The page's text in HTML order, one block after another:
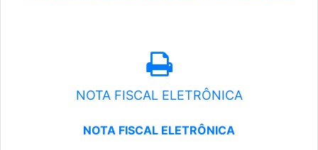
NOTA FISCAL ELETRÔNICA
NOTA FISCAL ELETRÔNICA